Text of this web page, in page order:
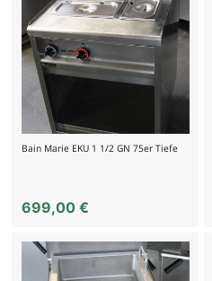
Bain Marie EKU 1 1/2 GN 75er Tiefe
699,00 €